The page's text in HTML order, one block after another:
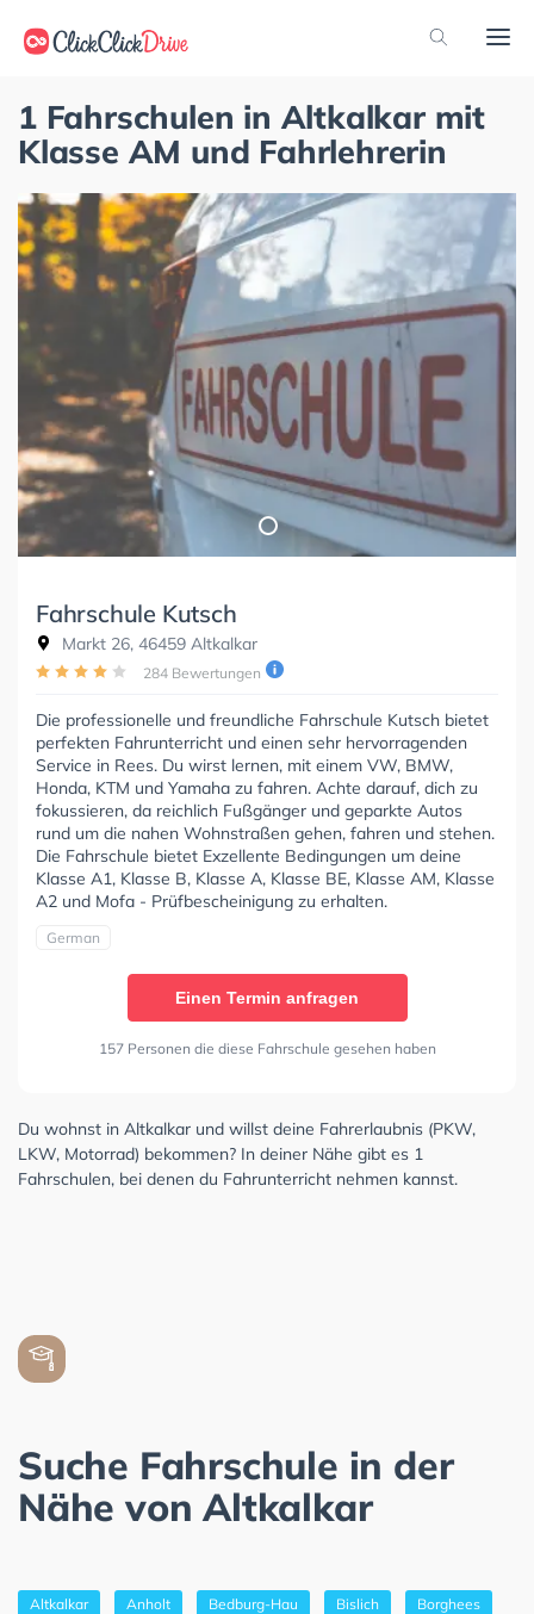
1 Fahrschulen in Altkalkar mit
Klasse AM und Fahrlehrerin
Fahrschule Kutsch
Markt 26, 46459 Altkalkar
284 Bewertungen
Die professionelle und freundliche Fahrschule Kutsch bietet
perfekten Fahrunterricht und einen sehr hervorragenden
Service in Rees. Du wirst lernen, mit einem VW, BMW,
Honda, KTM und Yamaha zu fahren. Achte darauf, dich zu
fokussieren, da reichlich Fußgänger und geparkte Autos
rund um die nahen Wohnstraßen gehen, fahren und stehen.
Die Fahrschule bietet Exzellente Bedingungen um deine
Klasse A1, Klasse B, Klasse A, Klasse BE, Klasse AM, Klasse
A2 und Mofa - Prüfbescheinigung zu erhalten.
German
Einen Termin anfragen
157 Personen die diese Fahrschule gesehen haben
Du wohnst in Altkalkar und willst deine Fahrerlaubnis (PKW,
LKW, Motorrad) bekommen? In deiner Nähe gibt es 1
Fahrschulen, bei denen du Fahrunterricht nehmen kannst.
Suche Fahrschule in der
Nähe von Altkalkar
Altkalkar Anholt Bedburg-Hau Bislich Borghees